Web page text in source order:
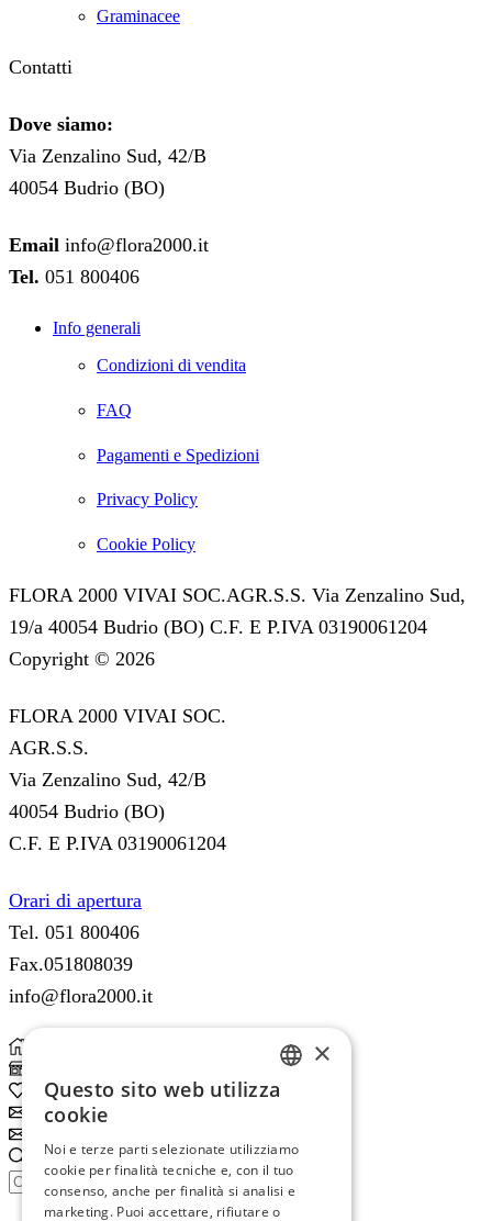
Graminacee
Contatti
Dove siamo:
Via Zenzalino Sud, 42/B
40054 Budrio (BO)
Email info@flora2000.it
Tel. 051 800406
Info generali
Condizioni di vendita
FAQ
Pagamenti e Spedizioni
Privacy Policy
Cookie Policy
FLORA 2000 VIVAI SOC.AGR.S.S. Via Zenzalino Sud,
19/a 40054 Budrio (BO) C.F. E P.IVA 03190061204
Copyright © 2026
FLORA 2000 VIVAI SOC.
AGR.S.S.
Via Zenzalino Sud, 42/B
40054 Budrio (BO)
C.F. E P.IVA 03190061204
Orari di apertura
Tel. 051 800406
Fax.051808039
info@flora2000.it
Wishlist
Subscribe
Search
Search
input
Search
×
Questo sito web utilizza
cookie
Noi e terze parti selezionate utilizziamo
cookie per finalità tecniche e, con il tuo
consenso, anche per finalità si analisi e
marketing. Puoi accettare, rifiutare o